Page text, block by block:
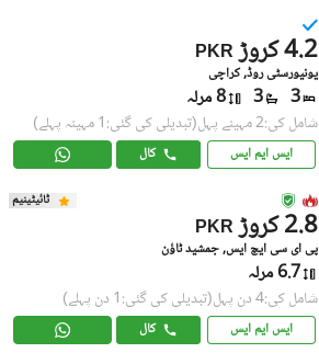
PKR 4.2 کروڑ
یونیورسٹی روڈ, کراچی
3
3 8 مرلہ
شامل کی:2 مہینے پہل (تبدیلی کی گئی:1 مہینہ پہلے)
ایس ایم ایس کال
ٹائیٹینیم
PKR 2.8 کروڑ
پی ای سی ایچ ایس, جمشید ٹاؤن
6.7 مرلہ
شامل کی:4 دن پہل (تبدیلی کی گئی:1 دن پہلے)
ایس ایم ایس کال